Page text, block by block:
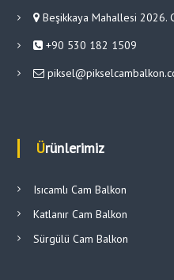
Beşikkaya Mahallesi 2026.
+90 530 182 1509
Ürünlerimiz
Isıcamlı Cam Balkon
Katlanır Cam Balkon
Sürgülü Cam Balkon